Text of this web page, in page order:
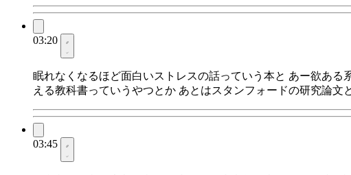
03:20
眠れなくなるほど面白いストレスの話っていう本と あー欲あ
える教科書っていうやつとか あとはスタンフォードの研究論
03:45